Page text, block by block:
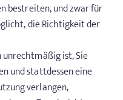
bestreiten, und zwar für
die Richtigkeit der
ist, Sie
und stattdessen eine
verlangen,